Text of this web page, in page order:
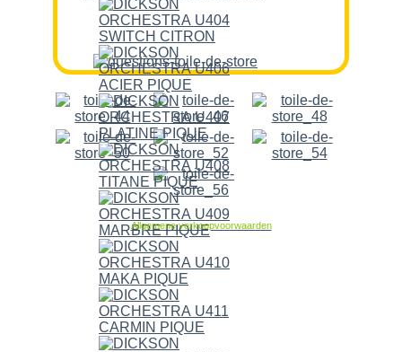
Allgemene verkoopvoorwaarden